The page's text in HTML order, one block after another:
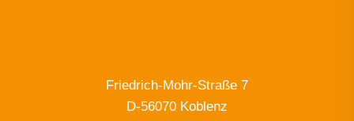
Friedrich-Mohr-Straße 7
D-56070 Koblenz